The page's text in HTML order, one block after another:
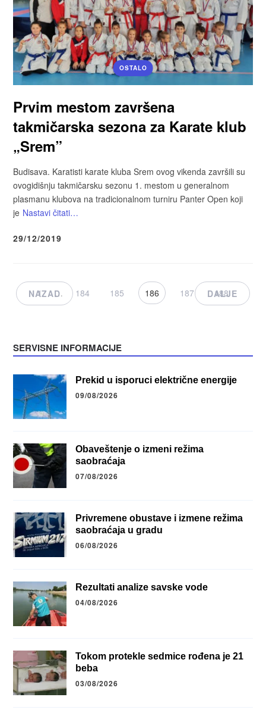
OSTALO
Prvim mestom završena
takmičarska sezona za Karate klub
„Srem”
Budisava. Karatisti karate kluba Srem ovog vikenda završili su
ovogidišnju takmičarsku sezonu 1. mestom u generalnom
plasmanu klubova na tradicionalnom turniru Panter Open koji
je Nastavi čitati…
29/12/2019
NAZAD
1 … 184 185 186 187 188
DALJE
SERVISNE INFORMACIJE
Prekid u isporuci električne energije
09/08/2026
Obaveštenje o izmeni režima
saobraćaja
07/08/2026
Privremene obustave i izmene režima
saobraćaja u gradu
06/08/2026
Rezultati analize savske vode
04/08/2026
Tokom protekle sedmice rođena je 21
beba
03/08/2026